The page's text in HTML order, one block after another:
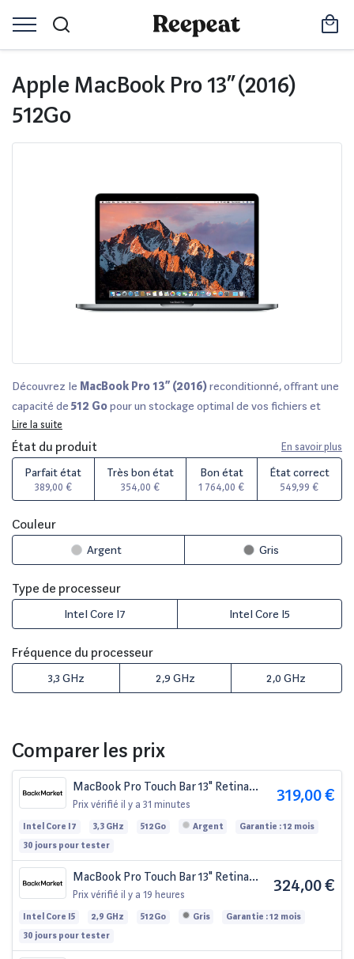
Apple MacBook Pro 13” (2016)
512Go
Découvrez le MacBook Pro 13” (2016)reconditionné, offrant une
capacité de 512 Gopour un stockage optimal de vos fichiers et
applications. Chaque unité est minutieusement vérifiée par nos
experts pour garantir un produit de qualité, proposé en plusieurs
états cosmétiques allant de parfait à correct. Profitez d'une
garantie de12 à 36 mois selon le vendeur, et d'un délai de
rétractation de14 jours. Comparez les meilleures offres surFnac,
Darty, et d'autres plateformes partenaires pour réaliser une bonne
affaire tout en adoptant une démarche éco-responsable.
Lire la suite
État du produit En savoir plus
Parfait état
389,00 €
Très bon état
354,00 €
Bon état
1 764,00 €
État correct
549,99 €
Couleur
Argent Gris
Type de processeur
Intel Core I7 Intel Core I5
Fréquence du processeur
3,3 GHz 2,9 GHz 2,0 GHz
Comparer les prix
MacBook Pro Touch Bar 13" Retina
(2016) - Core i7 3.3 GHz 512 SSD - 16
Go QWERTY - Anglais
Prix vérifié il y a 31 minutes 319,00 €
Intel Core I7 3,3 GHz 512Go Argent
Garantie : 12 mois
30 jours pour tester
MacBook Pro Touch Bar 13" Retina
(2016) - Core i5 2.9 GHz 512 SSD - 8
Go QWERTY - Espagnol
Prix vérifié il y a 19 heures 324,00 €
Intel Core I5 2,9 GHz 512Go Gris
Garantie : 12 mois
30 jours pour tester